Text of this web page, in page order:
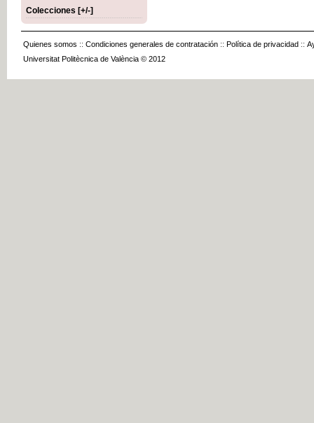
Colecciones [+/-]
Quienes somos :: Condiciones generales de contratación :: Política de privacidad ::
Universitat Politècnica de València © 2012